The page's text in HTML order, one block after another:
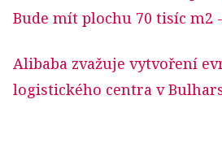
Bude mít plochu 70 tisíc m2
Alibaba zvažuje vytvoření
logistického centra v